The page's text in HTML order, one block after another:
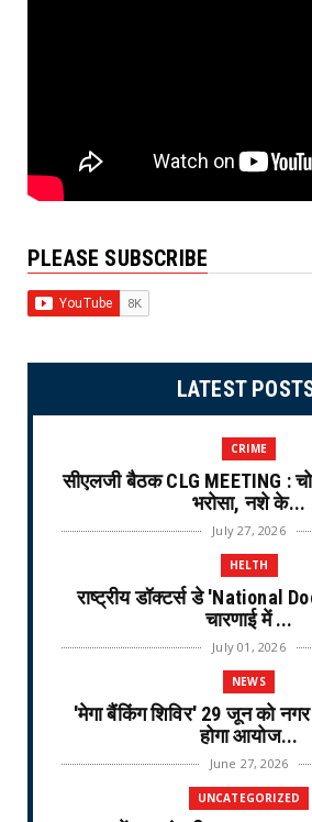
PLEASE SUBSCRIBE
LATEST
CRIME
सीएलजी बैठक CLG MEETING :
भरोसा, नशे के...
July 27, 2026
HELTH
राष्ट्रीय डॉक्टर्स डे 'National
चारणाई में ...
July 01, 2026
NEWS
'मेगा बैंकिंग शिविर' 29 जून को
होगा आयोज...
June 27, 2026
UNCATEGORIZED